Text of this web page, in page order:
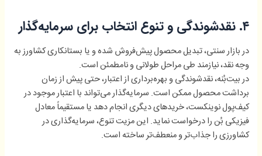
۴. نقدشوندگی و تنوع انتخاب برای سرمایه‌گذار
در بازار سنتی، تبدیل محصول پیش‌فروش شده و یا بستانکاری کشاورز به
وجه نقد، نیازمند طی مراحل طولانی و نامطمئن است.
در بیت‌بُنه، نقدشوندگی و بهره‌برداری از اعتبار، حتی پیش از زمان
برداشت محصول ممکن است. سرمایه‌گذار می‌تواند با اعتبار موجود در
کیف‌پول نوینکست، خریدهای دیگری انجام دهد یا مستقیماً معادل
فیزیکی بُن را درخواست نماید. این مزیت تنوع، سرمایه‌گذاری در
کشاورزی را جذاب‌تر و منعطف‌تر ساخته است.